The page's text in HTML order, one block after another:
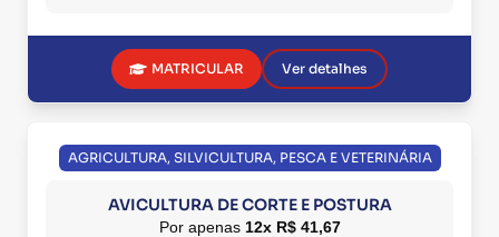
MATRICULAR Ver detalhes
AGRICULTURA, SILVICULTURA, PESCA E VETERINÁRIA
AVICULTURA DE CORTE E POSTURA
Por apenas 12x R$ 41,67